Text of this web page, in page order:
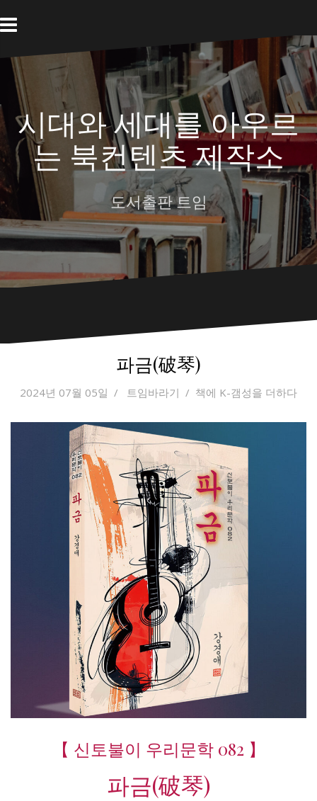
to
content
시대와 세대를 아우르
는 북컨텐츠 제작소
도서출판 트임
파금(破琴)
2024년 07월 05일 트임바라기 책에 K-갬성을 더하다
【 신토불이 우리문학 082 】
파금(破琴)